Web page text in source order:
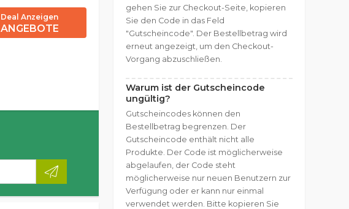
Deal Anzeigen
ANGEBOTE
gehen Sie zur Checkout-Seite, kopieren
Sie den Code in das Feld
"Gutscheincode". Der Bestellbetrag wird
erneut angezeigt, um den Checkout-
Vorgang abzuschließen.
Warum ist der Gutscheincode
ungültig?
Gutscheincodes können den
Bestellbetrag begrenzen. Der
Gutscheincode enthält nicht alle
Produkte. Der Code ist möglicherweise
abgelaufen, der Code steht
möglicherweise nur neuen Benutzern zur
Verfügung oder er kann nur einmal
verwendet werden. Bitte kopieren Sie